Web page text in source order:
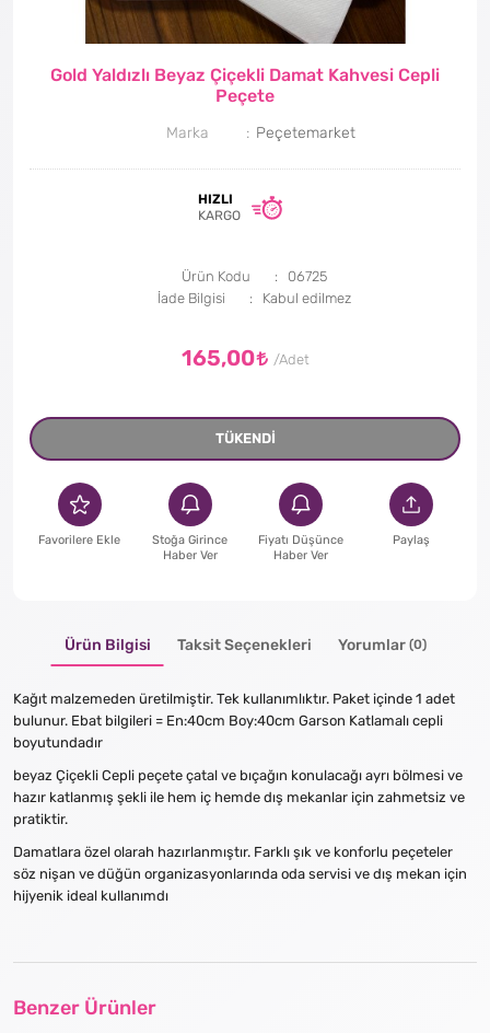
Gold Yaldızlı Beyaz Çiçekli Damat Kahvesi Cepli
Peçete
Marka Peçetemarket
HIZLI
KARGO
Ürün Kodu
06725
İade Bilgisi
165,00
TÜKENDİ
Favorilere Ekle
Stoğa Girince
Haber Ver
Fiyatı Düşünce
Haber Ver
Paylaş
Ürün Bilgisi Taksit Seçenekleri Yorumlar (0)
Kağıt malzemeden üretilmiştir. Tek kullanımlıktır. Paket içinde 1 adet
bulunur. Ebat bilgileri = En:40cm Boy:40cm Garson Katlamalı cepli
boyutundadır
beyaz Çiçekli Cepli peçete çatal ve bıçağın konulacağı ayrı bölmesi ve
hazır katlanmış şekli ile hem iç hemde dış mekanlar için zahmetsiz ve
pratiktir.
Damatlara özel olarah hazırlanmıştır. Farklı şık ve konforlu peçeteler
söz nişan ve düğün organizasyonlarında oda servisi ve dış mekan için
hijyenik ideal kullanımdı
Benzer Ürünler